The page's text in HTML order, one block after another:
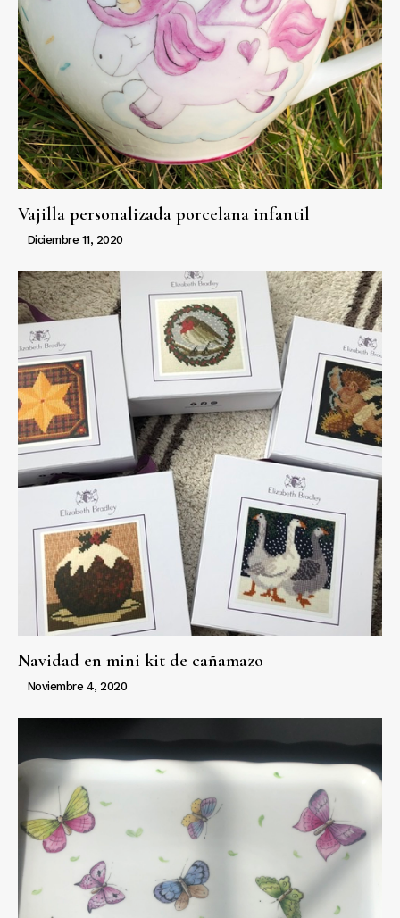
Vajilla personalizada porcelana infantil
Diciembre 11, 2020
Navidad en mini kit de cañamazo
Noviembre 4, 2020